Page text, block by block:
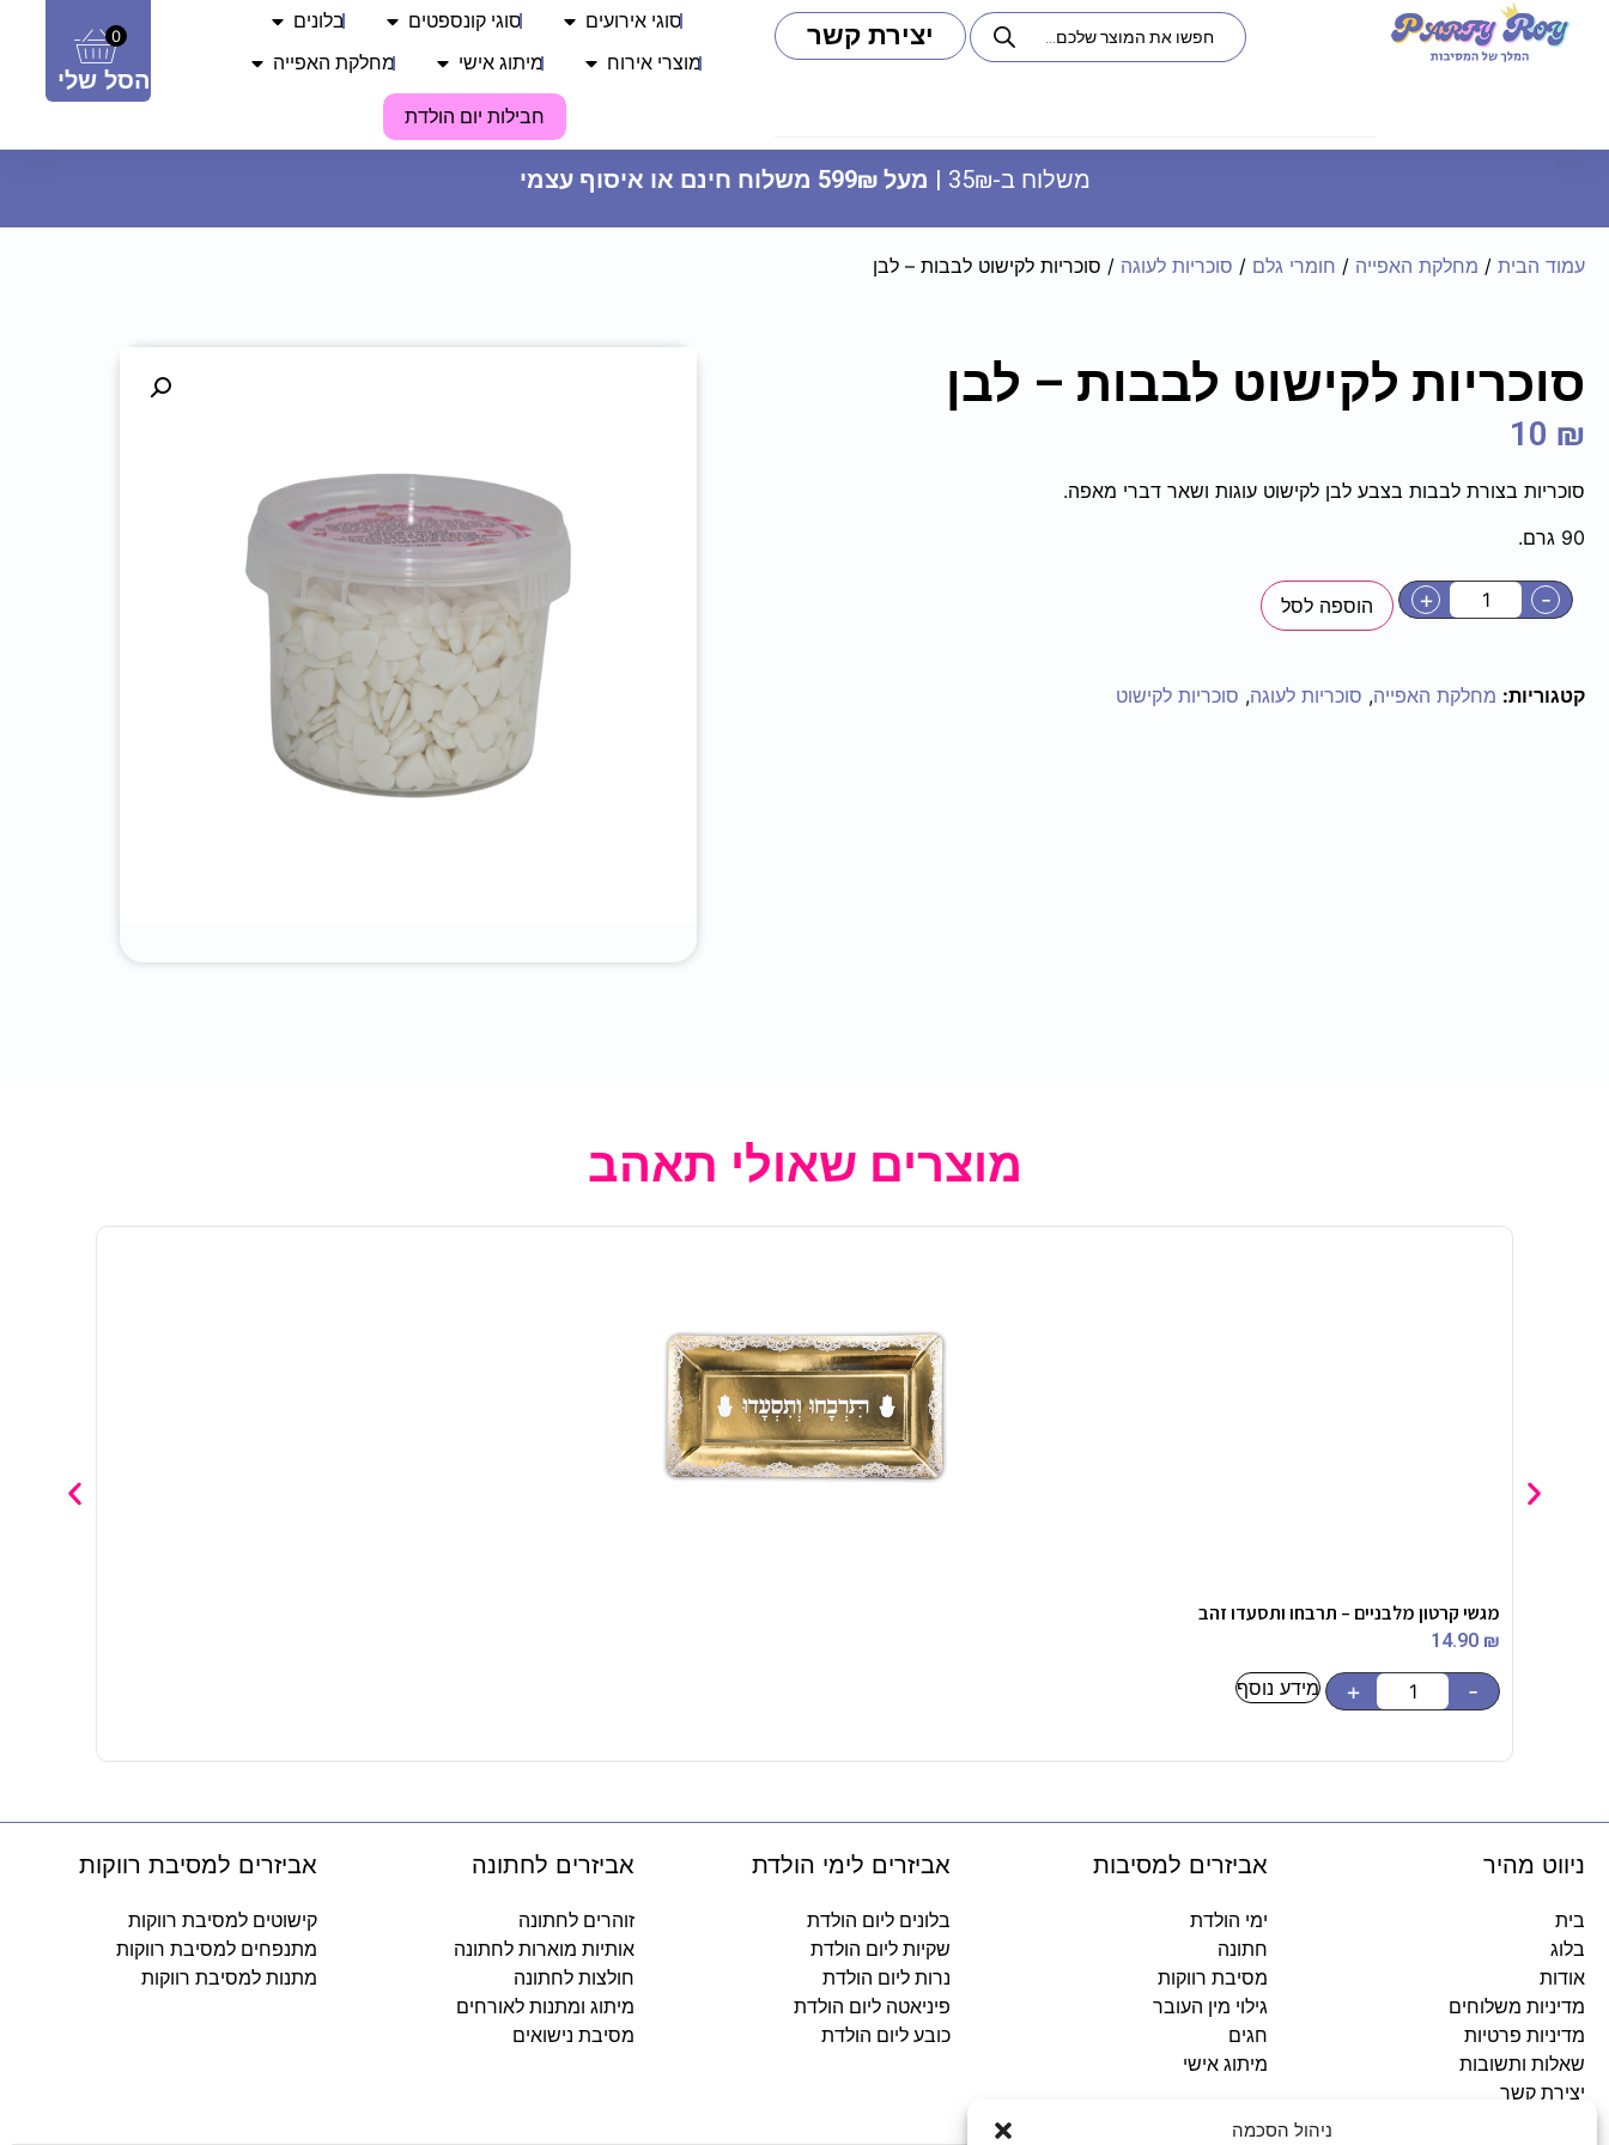
ניהול הסכמה
שקית יוטה - TEAM BRIDE
0
הסל שלי
יצירת קשר סוגי אירועים סוגי קונספטים בלונים
מוצרי אירוח מיתוג אישי מחלקת האפייה
חבילות יום הולדת
משלוח ב-35₪ | מעל 599₪ משלוח חינם או איסוף עצמי
עמוד הבית / מחלקת האפייה / חומרי גלם / סוכריות לעוגה / סוכריות לקישוט לבבות – לבן
סוכריות לקישוט לבבות – לבן
10 ₪
סוכריות בצורת לבבות בצבע לבן לקישוט עוגות ושאר דברי מאפה.
90 גרם.
-
+ הוספה לסל
קטגוריות: מחלקת האפייה, סוכריות לעוגה, סוכריות לקישוט
מוצרים שאולי תאהב
מגשי קרטון מלבניים – תרבחו ותסעדו זהב
14.90 ₪
-
+ מידע נוסף
ניווט מהיר
בית
בלוג
אודות
מדיניות משלוחים
מדיניות פרטיות
שאלות ותשובות
יצירת קשר
אביזרים למסיבות
ימי הולדת
חתונה
מסיבת רווקות
גילוי מין העובר
חגים
מיתוג אישי
אביזרים לימי הולדת
בלונים ליום הולדת
שקיות ליום הולדת
נרות ליום הולדת
פיניאטה ליום הולדת
כובע ליום הולדת
אביזרים לחתונה
זוהרים לחתונה
אותיות מוארות לחתונה
חולצות לחתונה
מיתוג ומתנות לאורחים
מסיבת נישואים
אביזרים למסיבת רווקות
קישוטים למסיבת רווקות
מתנפחים למסיבת רווקות
מתנות למסיבת רווקות